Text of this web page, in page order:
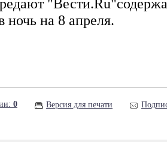
ночь на 8 апреля.
0 Версия для печати